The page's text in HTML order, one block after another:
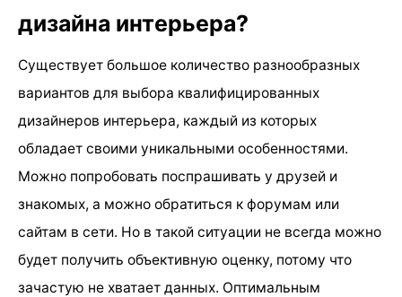
дизайна интерьера?
Существует большое количество разнообразных
вариантов для выбора квалифицированных
дизайнеров интерьера, каждый из которых
обладает своими уникальными особенностями.
Можно попробовать поспрашивать у друзей и
знакомых, а можно обратиться к форумам или
сайтам в сети. Но в такой ситуации не всегда можно
будет получить объективную оценку, потому что
зачастую не хватает данных. Оптимальным